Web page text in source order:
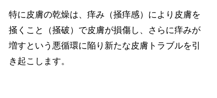
特に皮膚の乾燥は、痒み（掻痒感）により皮膚を
掻くこと（掻破）で皮膚が損傷し、さらに痒みが
増すという悪循環に陥り新たな皮膚トラブルを引
き起こします。